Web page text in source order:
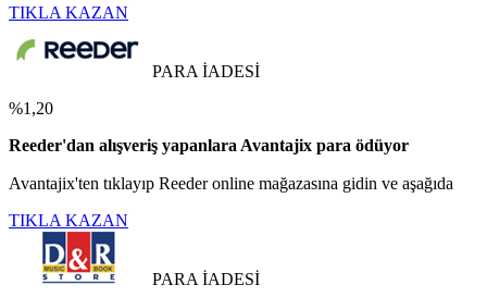
TIKLA KAZAN
PARA İADESİ
%1,20
Reeder'dan alışveriş yapanlara Avantajix para ödüyor
Avantajix'ten tıklayıp Reeder online mağazasına gidin ve aşağıda
TIKLA KAZAN
PARA İADESİ